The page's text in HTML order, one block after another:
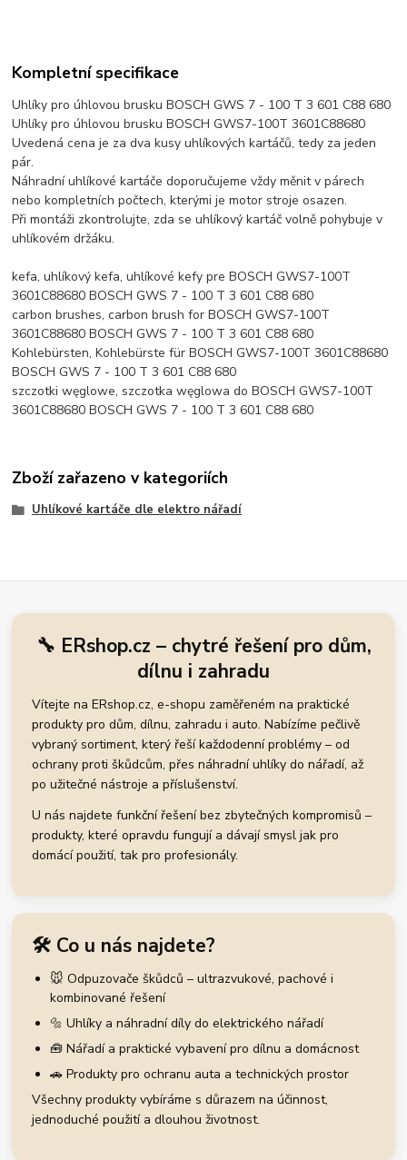
Kompletní specifikace
Uhlíky pro úhlovou brusku BOSCH GWS 7 - 100 T 3 601 C88 680
Uhlíky pro úhlovou brusku BOSCH GWS7-100T 3601C88680
Uvedená cena je za dva kusy uhlíkových kartáčů, tedy za jeden
pár.
Náhradní uhlíkové kartáče doporučujeme vždy měnit v párech
nebo kompletních počtech, kterými je motor stroje osazen.
Při montáži zkontrolujte, zda se uhlíkový kartáč volně pohybuje v
uhlíkovém držáku.
kefa, uhlíkový kefa, uhlíkové kefy pre BOSCH GWS7-100T
3601C88680 BOSCH GWS 7 - 100 T 3 601 C88 680
carbon brushes, carbon brush for BOSCH GWS7-100T
3601C88680 BOSCH GWS 7 - 100 T 3 601 C88 680
Kohlebürsten, Kohlebürste für BOSCH GWS7-100T 3601C88680
BOSCH GWS 7 - 100 T 3 601 C88 680
szczotki węglowe, szczotka węglowa do BOSCH GWS7-100T
3601C88680 BOSCH GWS 7 - 100 T 3 601 C88 680
Zboží zařazeno v kategoriích
Uhlíkové kartáče dle elektro nářadí
🔧 ERshop.cz – chytré řešení pro dům,
dílnu i zahradu
Vítejte na ERshop.cz, e-shopu zaměřeném na praktické
produkty pro dům, dílnu, zahradu i auto. Nabízíme pečlivě
vybraný sortiment, který řeší každodenní problémy – od
ochrany proti škůdcům, přes náhradní uhlíky do nářadí, až
po užitečné nástroje a příslušenství.
U nás najdete funkční řešení bez zbytečných kompromisů –
produkty, které opravdu fungují a dávají smysl jak pro
domácí použití, tak pro profesionály.
🛠️ Co u nás najdete?
🐭 Odpuzovače škůdců – ultrazvukové, pachové i
kombinované řešení
🔩 Uhlíky a náhradní díly do elektrického nářadí
🧰 Nářadí a praktické vybavení pro dílnu a domácnost
🚗 Produkty pro ochranu auta a technických prostor
Všechny produkty vybíráme s důrazem na účinnost,
jednoduché použití a dlouhou životnost.